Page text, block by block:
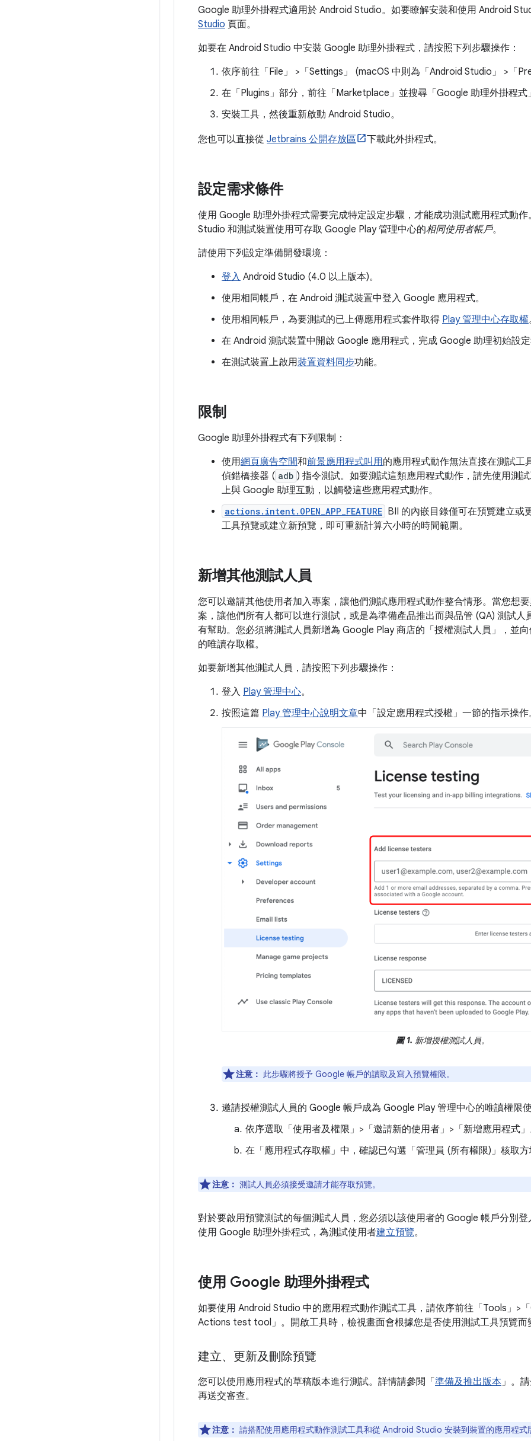
Google 助理外掛程式適用於 Android Studio。如要瞭解安裝和使用 Android
Studio 頁面。
如要在 Android Studio 中安裝 Google 助理外掛程式，請按照下列步驟操作：
依序前往「File」
>「Settings」 (macOS 中則為「Android Studio」
>「
在「Plugins」 部分，前往「Marketplace」 並搜尋「Google 助理外掛程式
安裝工具，然後重新啟動 Android Studio。
您也可以直接從 Jetbrains 公開存放區 下載此外掛程式。
設定需求條件
使用 Google 助理外掛程式需要完成特定設定步驟，才能成功測試應用程式動
Studio 和測試裝置使用可存取 Google Play 管理中心的相同使用者帳戶。
請使用下列設定準備開發環境：
登入 Android Studio (4.0 以上版本)。
使用相同帳戶，在 Android 測試裝置中登入 Google 應用程式。
使用相同帳戶，為要測試的已上傳應用程式套件取得 Play 管理中心存取權
在 Android 測試裝置中開啟 Google 應用程式，完成 Google 助理初始設
在測試裝置上啟用裝置資料同步功能。
限制
Google 助理外掛程式有下列限制：
使用網頁廣告空間和前景應用程式叫用的應用程式動作無法直接在測試工
偵錯橋接器 ( adb ) 指令測試。如要測試這類應用程式動作，請先使用測
上與 Google 助理互動，以觸發這些應用程式動作。
actions.intent.OPEN_APP_FEATURE BII 的內嵌目錄僅可在預覽建立或
工具預覽或建立新預覽，即可重新計算六小時的時間範圍。
新增其他測試人員
您可以邀請其他使用者加入專案，讓他們測試應用程式動作整合情形。當您想
案，讓他們所有人都可以進行測試，或是為準備產品推出而與品管 (QA) 測試
有幫助。您必須將測試人員新增為 Google Play 商店的「授權測試人員」
，並
的唯讀存取權。
如要新增其他測試人員，請按照下列步驟操作：
登入 Play 管理中心。
按照這篇 Play 管理中心說明文章中「設定應用程式授權」 一節的指示操作
圖 1. 新增授權測試人員。
注意： 此步驟將授予 Google 帳戶的讀取及寫入預覽權限。
邀請授權測試人員的 Google 帳戶成為 Google Play 管理中心的唯讀權限
依序選取「使用者及權限」>「邀請新的使用者」>「新增應用程式」
在「應用程式存取權」 中，確認已勾選「管理員 (所有權限)」 核取
注意： 測試人員必須接受邀請才能存取預覽。
對於要啟用預覽測試的每個測試人員，您必須以該使用者的 Google 帳戶分別
使用 Google 助理外掛程式，為測試使用者建立預覽。
使用 Google 助理外掛程式
如要使用 Android Studio 中的應用程式動作測試工具，請依序前往「Tools」>
Actions test tool」 。開啟工具時，檢視畫面會根據您是否使用測試工具預覽而
建立、更新及刪除預覽
您可以使用應用程式的草稿版本進行測試。詳情請參閱「準備及推出版本 」。
再送交審查。
注意： 請搭配使用應用程式動作測試工具和從 Android Studio 安裝到裝置的應用程式